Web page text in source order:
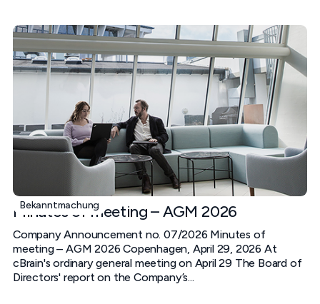
Bekanntmachung
Minutes of meeting – AGM 2026
Company Announcement no. 07/2026 Minutes of
meeting – AGM 2026 Copenhagen, April 29, 2026 At
cBrain's ordinary general meeting on April 29 The Board of
Directors' report on the Company’s...